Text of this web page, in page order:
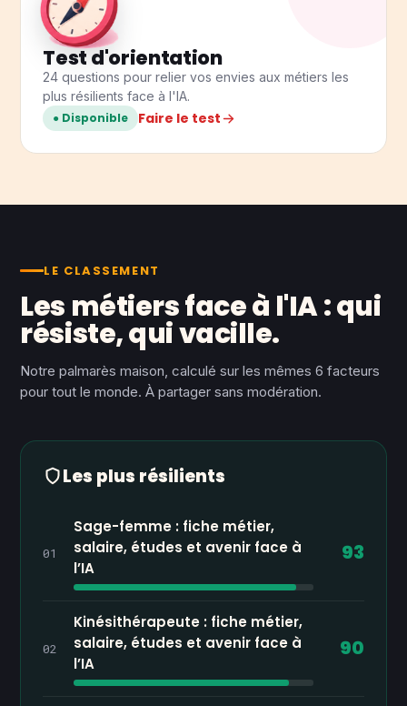
Test d'orientation
24 questions pour relier vos envies aux métiers les
plus résilients face à l'IA.
● Disponible
Faire le test
LE CLASSEMENT
Les métiers face à l'IA : qui
résiste, qui vacille.
Notre palmarès maison, calculé sur les mêmes 6 facteurs
pour tout le monde. À partager sans modération.
Les plus résilients
01
Sage-femme : fiche métier,
salaire, études et avenir face à
l’IA
93
02
Kinésithérapeute : fiche métier,
salaire, études et avenir face à
l’IA
90